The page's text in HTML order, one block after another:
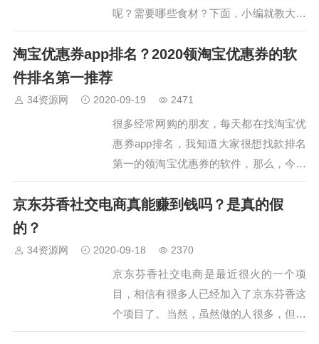
呢？需要哪些食材？下面，小编就教大家
做法窍门，可以轻松做出正宗馋哭隔壁小
孩的午餐肉酥皮卷。一个手抓饼就可以做
淘宝优惠券app排名？2020领淘宝优惠券的软
件排名第一推荐
34资源网 2020-09-19 2471
很多经常网购的朋友，每天都在找淘宝优
惠券app排名，我知道大家很想找款排名
第一的领淘宝优惠券的软件，那么，今天
小编就给大家推荐一款可以领淘宝优惠券
排名第一的软件，下面一起来看看吧。…
京东芬香社交电商真能赚到钱吗？是真的假
的？
34资源网 2020-09-18 2370
京东芬香社交电商是最近很火的一个项
目，相信有很多人已经加入了京东芬香这
个项目了。当然，虽然做的人很多，但是
也有很多人在怀疑这个项目是否真实，合